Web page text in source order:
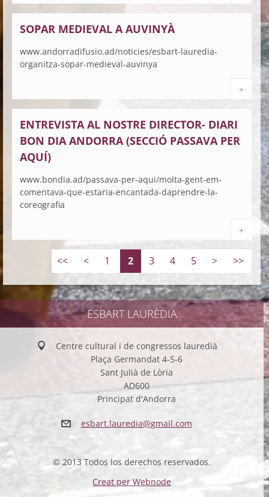
SOPAR MEDIEVAL A AUVINYÀ
www.andorradifusio.ad/noticies/esbart-lauredia-
organitza-sopar-medieval-auvinya
+
ENTREVISTA AL NOSTRE DIRECTOR- DIARI
BON DIA ANDORRA (SECCIÓ PASSAVA PER
AQUÍ)
www.bondia.ad/passava-per-aqui/molta-gent-em-
comentava-que-estaria-encantada-daprendre-la-
coreografia
+
<< < 1 2 3 4 5 > >>
ESBART LAURÈDIA
Centre cultural i de congressos lauredià
Plaça Germandat 4-5-6
Sant Julià de Lòria
AD600
Principat d'Andorra
esbart.lauredia@gmail.com
© 2013 Todos los derechos reservados.
Creat per Webnode